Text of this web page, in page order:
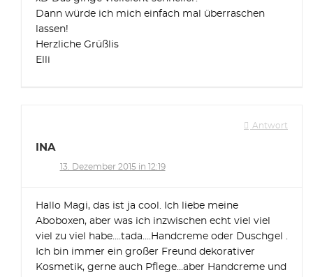
Dann würde ich mich einfach mal überraschen
lassen!
Herzliche Grüßlis
Elli
Antwort
INA
13. Dezember 2015 in 12:19
Hallo Magi, das ist ja cool. Ich liebe meine
Aboboxen, aber was ich inzwischen echt viel viel
viel zu viel habe….tada….Handcreme oder Duschgel .
Ich bin immer ein großer Freund dekorativer
Kosmetik, gerne auch Pflege…aber Handcreme und